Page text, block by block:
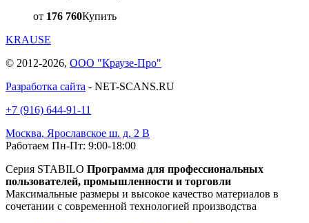
от 176 760Купить
KRAUSE
© 2012-2026, ООО "Краузе-Про"
Разработка сайта - NET-SCANS.RU
+7 (916) 644-91-11
Москва, Ярославское ш. д. 2 В
Работаем Пн-Пт: 9:00-18:00
Серия STABILO Программа для профессиональных
пользователей, промышленности и торговли
Максимальные размеры и высокое качество материалов в
сочетании с современной технологией производства